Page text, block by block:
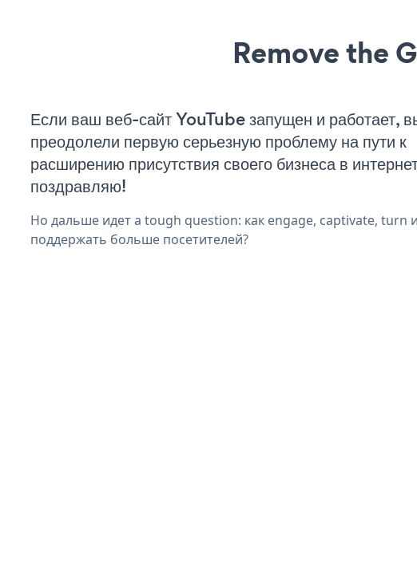
Remove the
Если ваш веб-сайт YouTube запущен и работает,
преодолели первую серьезную проблему на пути к
расширению присутствия своего бизнеса в
поздравляю!
Но дальше идет a tough question: как engage, captivate, turn и
поддержать больше посетителей?